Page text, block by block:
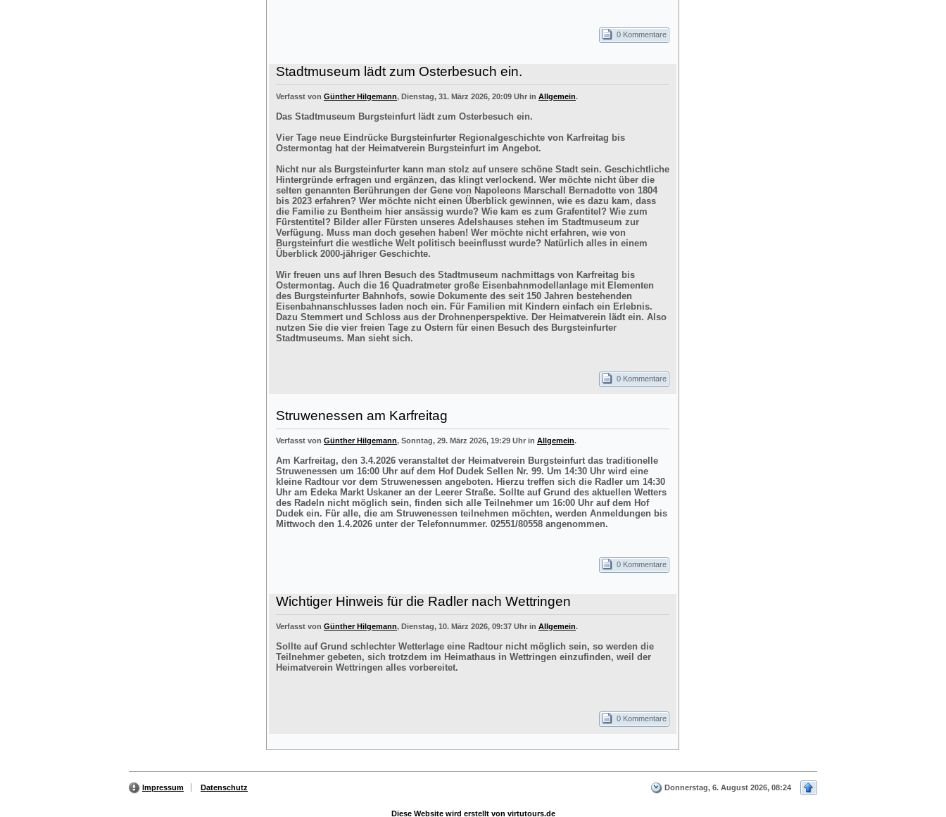
0 Kommentare
Stadtmuseum lädt zum Osterbesuch ein.
Verfasst von Günther Hilgemann, Dienstag, 31. März 2026, 20:09 Uhr in Allgemein.
Das Stadtmuseum Burgsteinfurt lädt zum Osterbesuch ein.
Vier Tage neue Eindrücke Burgsteinfurter Regionalgeschichte von Karfreitag bis
Ostermontag hat der Heimatverein Burgsteinfurt im Angebot.
Nicht nur als Burgsteinfurter kann man stolz auf unsere schöne Stadt sein. Geschichtliche
Hintergründe erfragen und ergänzen, das klingt verlockend. Wer möchte nicht über die
selten genannten Berührungen der Gene von Napoleons Marschall Bernadotte von 1804
bis 2023 erfahren? Wer möchte nicht einen Überblick gewinnen, wie es dazu kam, dass
die Familie zu Bentheim hier ansässig wurde? Wie kam es zum Grafentitel? Wie zum
Fürstentitel? Bilder aller Fürsten unseres Adelshauses stehen im Stadtmuseum zur
Verfügung. Muss man doch gesehen haben! Wer möchte nicht erfahren, wie von
Burgsteinfurt die westliche Welt politisch beeinflusst wurde? Natürlich alles in einem
Überblick 2000-jähriger Geschichte.
Wir freuen uns auf Ihren Besuch des Stadtmuseum nachmittags von Karfreitag bis
Ostermontag. Auch die 16 Quadratmeter große Eisenbahnmodellanlage mit Elementen
des Burgsteinfurter Bahnhofs, sowie Dokumente des seit 150 Jahren bestehenden
Eisenbahnanschlusses laden noch ein. Für Familien mit Kindern einfach ein Erlebnis.
Dazu Stemmert und Schloss aus der Drohnenperspektive. Der Heimatverein lädt ein. Also
nutzen Sie die vier freien Tage zu Ostern für einen Besuch des Burgsteinfurter
Stadtmuseums. Man sieht sich.
0 Kommentare
Struwenessen am Karfreitag
Verfasst von Günther Hilgemann, Sonntag, 29. März 2026, 19:29 Uhr in Allgemein.
Am Karfreitag, den 3.4.2026 veranstaltet der Heimatverein Burgsteinfurt das traditionelle
Struwenessen um 16:00 Uhr auf dem Hof Dudek Sellen Nr. 99. Um 14:30 Uhr wird eine
kleine Radtour vor dem Struwenessen angeboten. Hierzu treffen sich die Radler um 14:30
Uhr am Edeka Markt Uskaner an der Leerer Straße. Sollte auf Grund des aktuellen Wetters
des Radeln nicht möglich sein, finden sich alle Teilnehmer um 16:00 Uhr auf dem Hof
Dudek ein. Für alle, die am Struwenessen teilnehmen möchten, werden Anmeldungen bis
Mittwoch den 1.4.2026 unter der Telefonnummer. 02551/80558 angenommen.
0 Kommentare
Wichtiger Hinweis für die Radler nach Wettringen
Verfasst von Günther Hilgemann, Dienstag, 10. März 2026, 09:37 Uhr in Allgemein.
Sollte auf Grund schlechter Wetterlage eine Radtour nicht möglich sein, so werden die
Teilnehmer gebeten, sich trotzdem im Heimathaus in Wettringen einzufinden, weil der
Heimatverein Wettringen alles vorbereitet.
0 Kommentare
Impressum Datenschutz Donnerstag, 6. August 2026, 08:24
Diese Website wird erstellt von virtutours.de